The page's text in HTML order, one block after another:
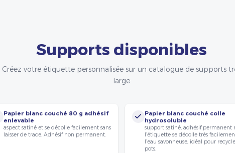
Supports disponibles
Créez votre étiquette personnalisée sur un catalogue de supports
large
Papier blanc couché 80 g adhésif
enlevable
aspect satiné et se décolle facilement sans
laisser de trace. Adhésif non permanent.
Papier blanc couché colle
hydrosoluble
support satiné, adhésif permanent
l’étiquette se décolle très
l’eau savonneuse, idéal pour
pots.